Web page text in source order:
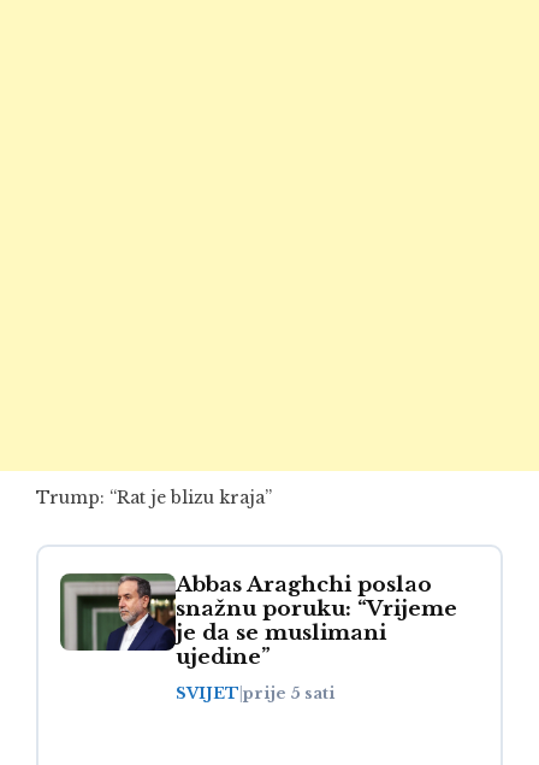
Trump: “Rat je blizu kraja”
Abbas Araghchi poslao
snažnu poruku: “Vrijeme
je da se muslimani
ujedine”
SVIJET prije 5 sati